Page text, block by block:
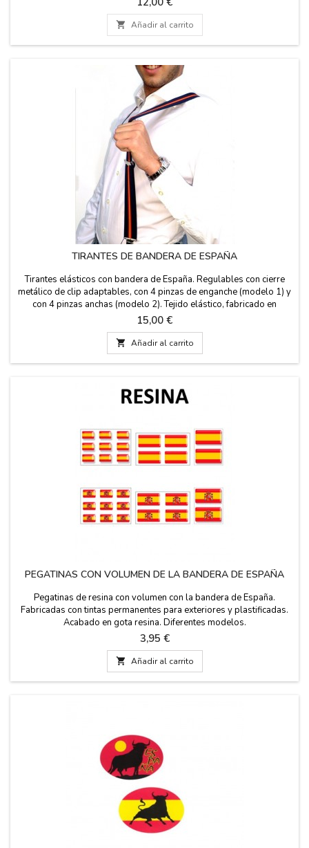
 Añadir al carrito
TIRANTES DE BANDERA DE ESPAÑA
Tirantes elásticos con bandera de España. Regulables con cierre
metálico de clip adaptables, con 4 pinzas de enganche (modelo 1) y
con 4 pinzas anchas (modelo 2). Tejido elástico, fabricado en
España. Color azul marino con la bandera de España en el centro y
color Bandera de España completo. Se presentan en caja. Medida:
modelo 1: 3 cm ancho elástico...
Precio
15,00 €
 Añadir al carrito
PEGATINAS CON VOLUMEN DE LA BANDERA DE ESPAÑA
Pegatinas de resina con volumen con la bandera de España.
Fabricadas con tintas permanentes para exteriores y plastificadas.
Acabado en gota resina. Diferentes modelos.
Precio
3,95 €
 Añadir al carrito